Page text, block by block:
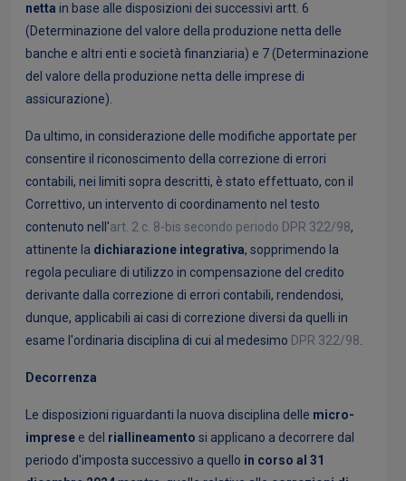
netta in base alle disposizioni dei successivi artt. 6
(Determinazione del valore della produzione netta delle
banche e altri enti e società finanziaria) e 7 (Determinazione
del valore della produzione netta delle imprese di
assicurazione).
Da ultimo, in considerazione delle modifiche apportate per
consentire il riconoscimento della correzione di errori
contabili, nei limiti sopra descritti, è stato effettuato, con il
Correttivo, un intervento di coordinamento nel testo
contenuto nell'art. 2 c. 8-bis secondo periodo DPR 322/98,
attinente la dichiarazione integrativa, sopprimendo la
regola peculiare di utilizzo in compensazione del credito
derivante dalla correzione di errori contabili, rendendosi,
dunque, applicabili ai casi di correzione diversi da quelli in
esame l'ordinaria disciplina di cui al medesimo DPR 322/98
Decorrenza
Le disposizioni riguardanti la nuova disciplina delle micro-
imprese e del riallineamento si applicano a decorrere dal
periodo d'imposta successivo a quello in corso al 31